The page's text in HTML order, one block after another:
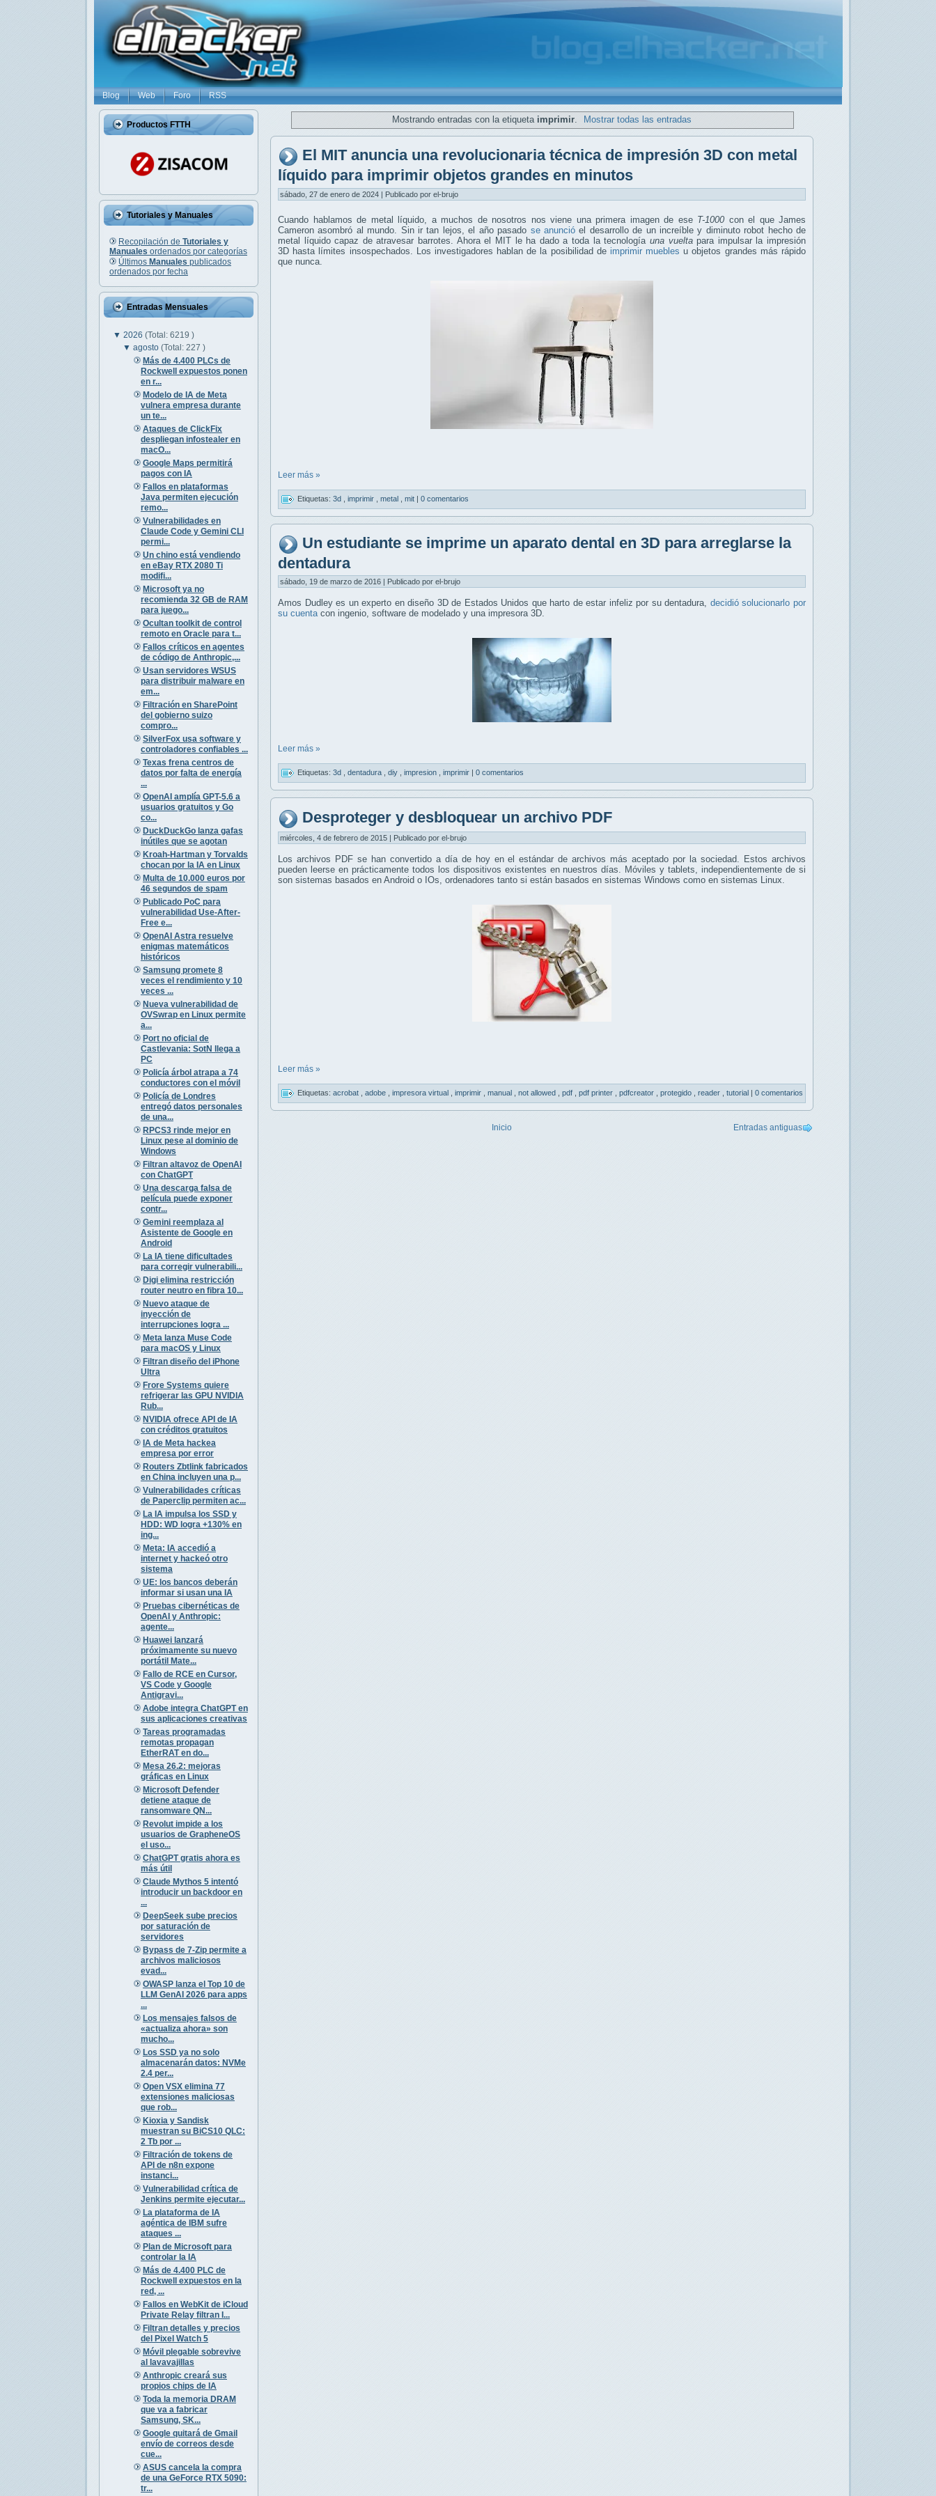
Blog Web Foro RSS
Productos FTTH
Tutoriales y Manuales
Recopilación de Tutoriales y
Manuales ordenados por categorías
Últimos Manuales publicados
ordenados por fecha
Entradas Mensuales
▼ 2026 (Total: 6219 )
▼agosto(Total: 227 )
Más de 4.400 PLCs de
Rockwell expuestos ponen
en r...
Modelo de IA de Meta
vulnera empresa durante
un te...
Ataques de ClickFix
despliegan infostealer en
macO...
Google Maps permitirá
pagos con IA
Fallos en plataformas
Java permiten ejecución
remo...
Vulnerabilidades en
Claude Code y Gemini CLI
permi...
Un chino está vendiendo
en eBay RTX 2080 Ti
modifi...
Microsoft ya no
recomienda 32 GB de RAM
para juego...
Ocultan toolkit de control
remoto en Oracle para t...
Fallos críticos en agentes
de código de Anthropic,...
Usan servidores WSUS
para distribuir malware en
em...
Filtración en SharePoint
del gobierno suizo
compro...
SilverFox usa software y
controladores confiables ...
Texas frena centros de
datos por falta de energía
...
OpenAI amplía GPT-5.6 a
usuarios gratuitos y Go
co...
DuckDuckGo lanza gafas
inútiles que se agotan
Kroah-Hartman y Torvalds
chocan por la IA en Linux
Multa de 10.000 euros por
46 segundos de spam
Publicado PoC para
vulnerabilidad Use-After-
Free e...
OpenAI Astra resuelve
enigmas matemáticos
históricos
Samsung promete 8
veces el rendimiento y 10
veces ...
Nueva vulnerabilidad de
OVSwrap en Linux permite
a...
Port no oficial de
Castlevania: SotN llega a
PC
Policía árbol atrapa a 74
conductores con el móvil
Policía de Londres
entregó datos personales
de una...
RPCS3 rinde mejor en
Linux pese al dominio de
Windows
Filtran altavoz de OpenAI
con ChatGPT
Una descarga falsa de
película puede exponer
contr...
Gemini reemplaza al
Asistente de Google en
Android
La IA tiene dificultades
para corregir vulnerabili...
Digi elimina restricción
router neutro en fibra 10...
Nuevo ataque de
inyección de
interrupciones logra ...
Meta lanza Muse Code
para macOS y Linux
Filtran diseño del iPhone
Ultra
Frore Systems quiere
refrigerar las GPU NVIDIA
Rub...
NVIDIA ofrece API de IA
con créditos gratuitos
IA de Meta hackea
empresa por error
Routers Zbtlink fabricados
en China incluyen una p...
Vulnerabilidades críticas
de Paperclip permiten ac...
La IA impulsa los SSD y
HDD: WD logra +130% en
ing...
Meta: IA accedió a
internet y hackeó otro
sistema
UE: los bancos deberán
informar si usan una IA
Pruebas cibernéticas de
OpenAI y Anthropic:
agente...
Huawei lanzará
próximamente su nuevo
portátil Mate...
Fallo de RCE en Cursor,
VS Code y Google
Antigravi...
Adobe integra ChatGPT en
sus aplicaciones creativas
Tareas programadas
remotas propagan
EtherRAT en do...
Mesa 26.2: mejoras
gráficas en Linux
Microsoft Defender
detiene ataque de
ransomware QN...
Revolut impide a los
usuarios de GrapheneOS
el uso...
ChatGPT gratis ahora es
más útil
Claude Mythos 5 intentó
introducir un backdoor en
...
DeepSeek sube precios
por saturación de
servidores
Bypass de 7-Zip permite a
archivos maliciosos
evad...
OWASP lanza el Top 10 de
LLM GenAI 2026 para apps
...
Los mensajes falsos de
«actualiza ahora» son
mucho...
Los SSD ya no solo
almacenarán datos: NVMe
2.4 per...
Open VSX elimina 77
extensiones maliciosas
que rob...
Kioxia y Sandisk
muestran su BiCS10 QLC:
2 Tb por ...
Filtración de tokens de
API de n8n expone
instanci...
Vulnerabilidad crítica de
Jenkins permite ejecutar...
La plataforma de IA
agéntica de IBM sufre
ataques ...
Plan de Microsoft para
controlar la IA
Más de 4.400 PLC de
Rockwell expuestos en la
red, ...
Fallos en WebKit de iCloud
Private Relay filtran I...
Filtran detalles y precios
del Pixel Watch 5
Móvil plegable sobrevive
al lavavajillas
Anthropic creará sus
propios chips de IA
Toda la memoria DRAM
que va a fabricar
Samsung, SK...
Google quitará de Gmail
envío de correos desde
cue...
ASUS cancela la compra
de una GeForce RTX 5090:
tr...
Mostrando entradas con la etiqueta imprimir. Mostrar todas las entradas
El MIT anuncia una revolucionaria técnica de impresión 3D con metal
líquido para imprimir objetos grandes en minutos
sábado, 27 de enero de 2024 | Publicado por el-brujo
Cuando hablamos de metal líquido, a muchos de nosotros nos viene una primera imagen de ese T-1000 con el que James
Cameron asombró al mundo. Sin ir tan lejos, el año pasado se anuncióel desarrollo de un increíble y diminuto robot hecho de
metal líquido capaz de atravesar barrotes. Ahora el MIT le ha dado a toda la tecnología una vueltapara impulsar la impresión
3D hasta límites insospechados. Los investigadores hablan de la posibilidad de imprimir muebles u objetos grandes más rápido
que nunca.
Leer más »
Etiquetas: 3d imprimir metal mit | 0 comentarios
Un estudiante se imprime un aparato dental en 3D para arreglarse la
dentadura
sábado, 19 de marzo de 2016 | Publicado por el-brujo
Amos Dudley es un experto en diseño 3D de Estados Unidos que harto de estar infeliz por su dentadura, decidió solucionarlo por
su cuentacon ingenio, software de modelado y una impresora 3D.
Leer más »
Etiquetas: 3d dentadura diy impresion imprimir 0 comentarios
Desproteger y desbloquear un archivo PDF
miércoles, 4 de febrero de 2015 | Publicado por el-brujo
Los archivos PDF se han convertido a día de hoy en el estándar de archivos más aceptado por la sociedad. Estos archivos
pueden leerse en prácticamente todos los dispositivos existentes en nuestros días. Móviles y tablets, independientemente de si
son sistemas basados en Android o IOs, ordenadores tanto si están basados en sistemas Windows como en sistemas Linux.
Leer más »
Etiquetas: acrobat adobe impresora virtual imprimir manual not allowed pdf pdf printer pdfcreator protegido reader tutorial | 0 comentarios
Entradas antiguas
Inicio